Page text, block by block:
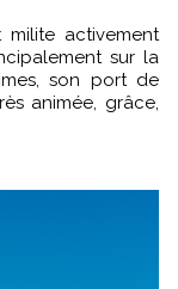
activement
sur la
son port de
animée, grâce,